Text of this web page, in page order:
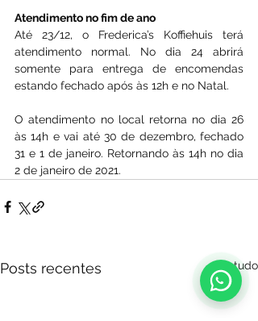
Atendimento no fim de ano
Até 23/12, o Frederica’s Koffiehuis terá
atendimento normal. No dia 24 abrirá
somente para entrega de encomendas
estando fechado após às 12h e no Natal.
O atendimento no local retorna no dia 26
às 14h e vai até 30 de dezembro, fechado
31 e 1 de janeiro. Retornando às 14h no dia
2 de janeiro de 2021.
Posts recentes Ver tudo